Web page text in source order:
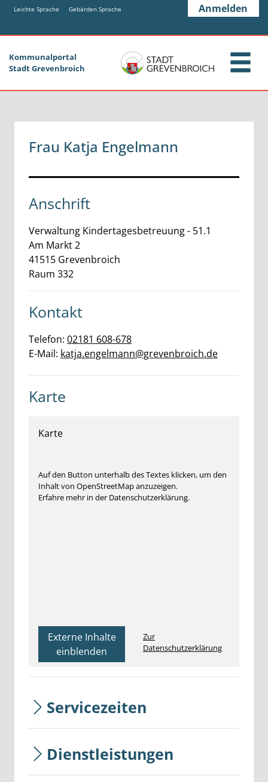
Zum Hauptinhalt springen
Zum Header
Zum Hauptinhalt
Zum Footer
Leichte Sprache Gebärden Sprache Anmelden
Kommunalportal
Stadt Grevenbroich
Frau Katja Engelmann
Anschrift
Verwaltung Kindertagesbetreuung - 51.1
Am Markt2
41515 Grevenbroich
Raum 332
Kontakt
Telefon: 02181 608-678
E-Mail: katja.engelmann@grevenbroich.de
Karte
Karte
Auf den Button unterhalb des Textes klicken, um den
Inhalt von OpenStreetMap anzuzeigen.
Erfahre mehr in der Datenschutzerklärung.
Externe Inhalte
einblenden
Zur
Datenschutzerklärung
Servicezeiten
Dienstleistungen